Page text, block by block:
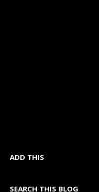
ADD THIS
SEARCH THIS BLOG